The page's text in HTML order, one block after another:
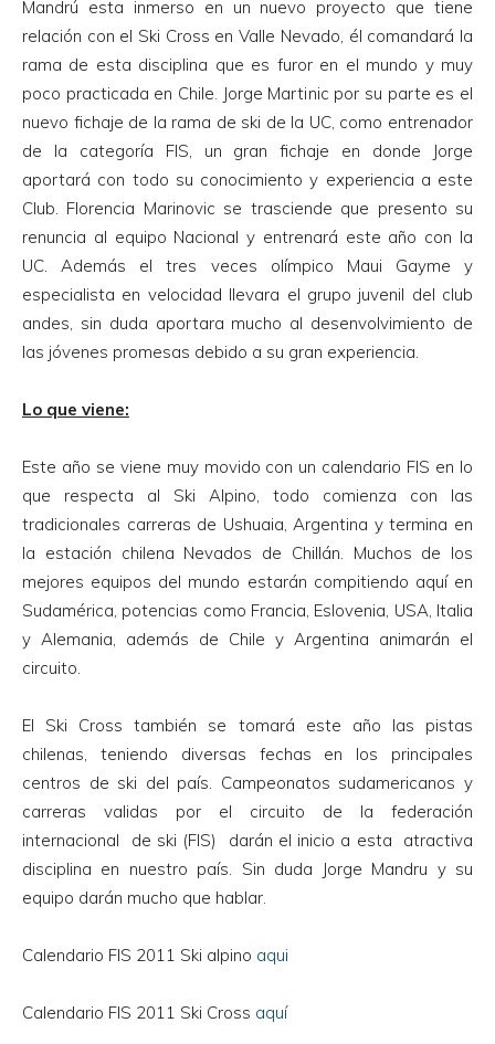
Mandrú esta inmerso en un nuevo proyecto que tiene
relación con el Ski Cross en Valle Nevado, él comandará la
rama de esta disciplina que es furor en el mundo y muy
poco practicada en Chile. Jorge Martinic por su parte es el
nuevo fichaje de la rama de ski de la UC, como entrenador
de la categoría FIS, un gran fichaje en donde Jorge
aportará con todo su conocimiento y experiencia a este
Club. Florencia Marinovic se trasciende que presento su
renuncia al equipo Nacional y entrenará este año con la
UC. Además el tres veces olímpico Maui Gayme y
especialista en velocidad llevara el grupo juvenil del club
andes, sin duda aportara mucho al desenvolvimiento de
las jóvenes promesas debido a su gran experiencia.
Lo que viene:
Este año se viene muy movido con un calendario FIS en lo
que respecta al Ski Alpino, todo comienza con las
tradicionales carreras de Ushuaia, Argentina y termina en
la estación chilena Nevados de Chillán. Muchos de los
mejores equipos del mundo estarán compitiendo aquí en
Sudamérica, potencias como Francia, Eslovenia, USA, Italia
y Alemania, además de Chile y Argentina animarán el
circuito.
El Ski Cross también se tomará este año las pistas
chilenas, teniendo diversas fechas en los principales
centros de ski del país. Campeonatos sudamericanos y
carreras validas por el circuito de la federación
internacional de ski (FIS) darán el inicio a esta atractiva
disciplina en nuestro país. Sin duda Jorge Mandru y su
equipo darán mucho que hablar.
Calendario FIS 2011 Ski alpino aqui
Calendario FIS 2011 Ski Cross aquí